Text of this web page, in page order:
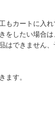
カートに入れ
をしたい場合
できません、
ます。